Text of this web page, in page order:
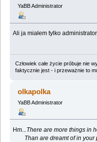
YaBB Administrator
Ali ja miałem tylko
Człowiek całe życie próbuje nie
faktycznie jest - i przeważnie to
olkapolka
YaBB Administrator
Hm..
.There are more things in
Than are dreamt of in your